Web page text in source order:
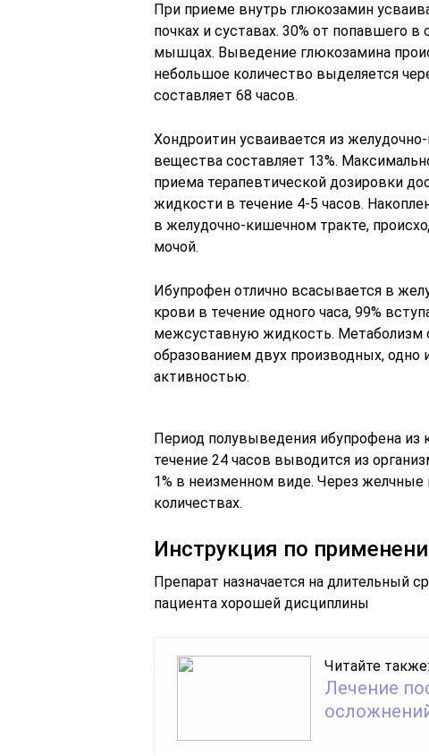
При приеме внутрь глюкозамин
почках и суставах. 30% от попавшего
мышцах. Выведение глюкозамина
небольшое количество выделяется
составляет 68 часов.
Хондроитин усваивается из
вещества составляет 13%.
приема терапевтической дозировки
жидкости в течение 4-5 часов.
в желудочно-кишечном тракте,
мочой.
Ибупрофен отлично всасывается в
крови в течение одного часа, 99%
межсуставную жидкость. Метаболизм
образованием двух производных, одно
активностью.
Период полувыведения ибупрофена из
течение 24 часов выводится из
1% в неизменном виде. Через желчные
количествах.
Инструкция по
Препарат назначается на длительный
пациента хорошей дисциплины
Читайте также:
Лечение